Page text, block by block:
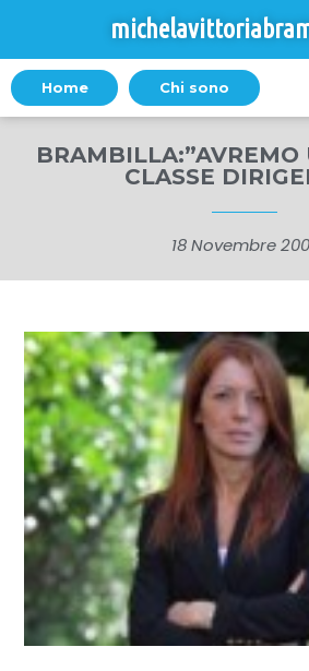
Home Chi sono
CLASSE
18 Novembre